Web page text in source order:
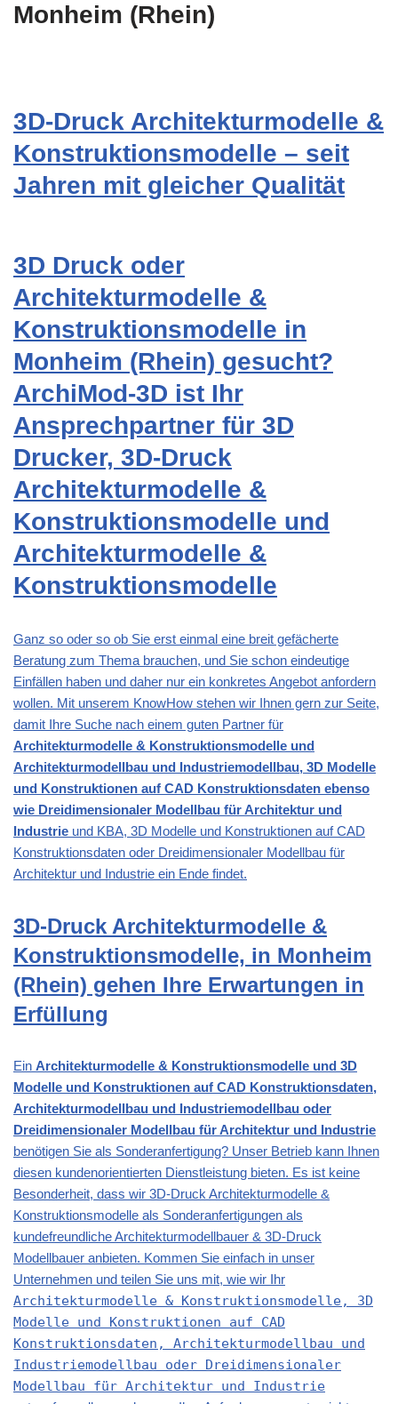
Monheim (Rhein)
3D-Druck Architekturmodelle &
Konstruktionsmodelle – seit
Jahren mit gleicher Qualität
3D Druck oder
Architekturmodelle &
Konstruktionsmodelle in
Monheim (Rhein) gesucht?
ArchiMod-3D ist Ihr
Ansprechpartner für 3D
Drucker, 3D-Druck
Architekturmodelle &
Konstruktionsmodelle und
Architekturmodelle &
Konstruktionsmodelle
Ganz so oder so ob Sie erst einmal eine breit gefächerte
Beratung zum Thema brauchen, und Sie schon eindeutige
Einfällen haben und daher nur ein konkretes Angebot anfordern
wollen. Mit unserem KnowHow stehen wir Ihnen gern zur Seite,
damit Ihre Suche nach einem guten Partner für
Architekturmodelle & Konstruktionsmodelle und
Architekturmodellbau und Industriemodellbau, 3D Modelle
und Konstruktionen auf CAD Konstruktionsdaten ebenso
wie Dreidimensionaler Modellbau für Architektur und
Industrie und KBA, 3D Modelle und Konstruktionen auf CAD
Konstruktionsdaten oder Dreidimensionaler Modellbau für
Architektur und Industrie ein Ende findet.
3D-Druck Architekturmodelle &
Konstruktionsmodelle, in Monheim
(Rhein) gehen Ihre Erwartungen in
Erfüllung
Ein Architekturmodelle & Konstruktionsmodelle und 3D
Modelle und Konstruktionen auf CAD Konstruktionsdaten,
Architekturmodellbau und Industriemodellbau oder
Dreidimensionaler Modellbau für Architektur und Industrie
benötigen Sie als Sonderanfertigung? Unser Betrieb kann Ihnen
diesen kundenorientierten Dienstleistung bieten. Es ist keine
Besonderheit, dass wir 3D-Druck Architekturmodelle &
Konstruktionsmodelle als Sonderanfertigungen als
kundefreundliche Architekturmodellbauer & 3D-Druck
Modellbauer anbieten. Kommen Sie einfach in unser
Unternehmen und teilen Sie uns mit, wie wir Ihr
Architekturmodelle & Konstruktionsmodelle, 3D
Modelle und Konstruktionen auf CAD
Konstruktionsdaten, Architekturmodellbau und
Industriemodellbau oder Dreidimensionaler
Modellbau für Architektur und Industrie